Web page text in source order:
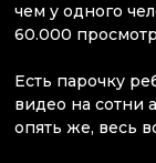
чем у одного
60.000
Есть парочку
видео на сотни
опять же, весь